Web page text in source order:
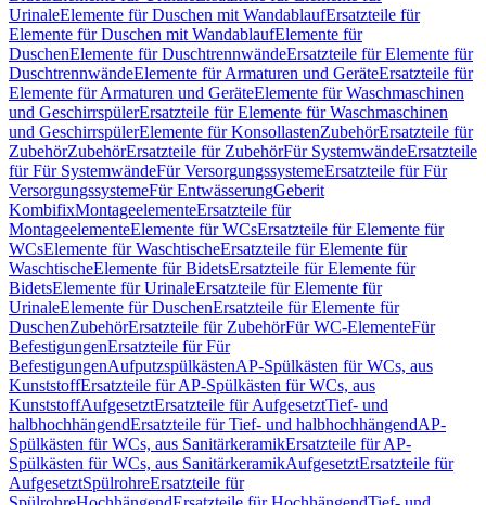
UrinaleElemente für Duschen mit WandablaufErsatzteile für
Elemente für Duschen mit WandablaufElemente für
DuschenElemente für DuschtrennwändeErsatzteile für Elemente für
DuschtrennwändeElemente für Armaturen und GeräteErsatzteile für
Elemente für Armaturen und GeräteElemente für Waschmaschinen
und GeschirrspülerErsatzteile für Elemente für Waschmaschinen
und GeschirrspülerElemente für KonsollastenZubehörErsatzteile für
ZubehörZubehörErsatzteile für ZubehörFür SystemwändeErsatzteile
für Für SystemwändeFür VersorgungssystemeErsatzteile für Für
VersorgungssystemeFür EntwässerungGeberit
KombifixMontageelementeErsatzteile für
MontageelementeElemente für WCsErsatzteile für Elemente für
WCsElemente für WaschtischeErsatzteile für Elemente für
WaschtischeElemente für BidetsErsatzteile für Elemente für
BidetsElemente für UrinaleErsatzteile für Elemente für
UrinaleElemente für DuschenErsatzteile für Elemente für
DuschenZubehörErsatzteile für ZubehörFür WC-ElementeFür
BefestigungenErsatzteile für Für
BefestigungenAufputzspülkästenAP-Spülkästen für WCs, aus
KunststoffErsatzteile für AP-Spülkästen für WCs, aus
KunststoffAufgesetztErsatzteile für AufgesetztTief- und
halbhochhängendErsatzteile für Tief- und halbhochhängendAP-
Spülkästen für WCs, aus SanitärkeramikErsatzteile für AP-
Spülkästen für WCs, aus SanitärkeramikAufgesetztErsatzteile für
AufgesetztSpülrohreErsatzteile für